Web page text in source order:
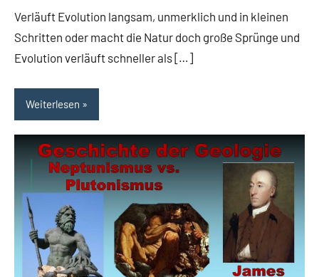
Verläuft Evolution langsam, unmerklich und in kleinen
Schritten oder macht die Natur doch große Sprünge und
Evolution verläuft schneller als […]
Weiterlesen